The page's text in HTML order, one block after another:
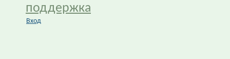
поддержка
Вход